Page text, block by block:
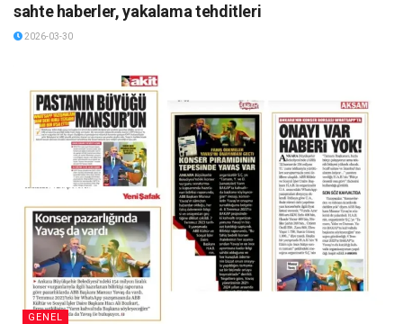
sahte haberler, yakalama tehditleri
2026-03-30
GENEL